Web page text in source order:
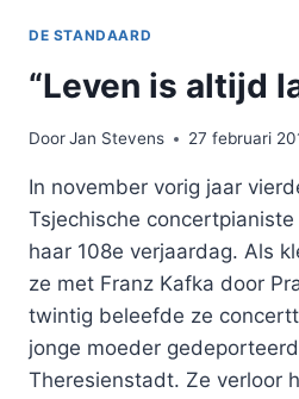
DE STANDAARD
“Leven is altijd
DoorJan Stevens 27 februari
In november vorig jaar
Tsjechische
haar 108e verjaardag. Als
ze met Franz Kafka door
twintig beleefde ze
jonge moeder
Theresienstadt. Ze verloor